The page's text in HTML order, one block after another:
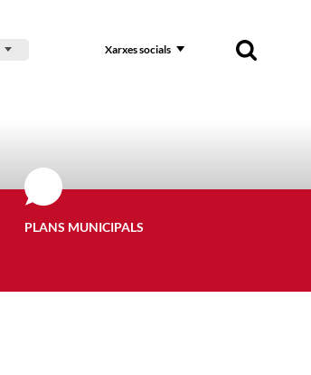
Xarxes socials
PLANS MUNICIPALS